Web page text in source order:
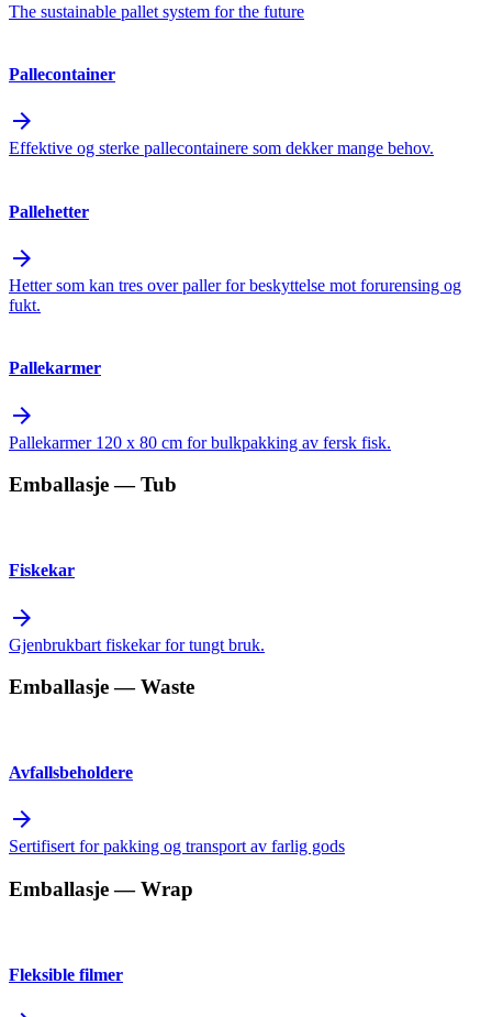
The sustainable pallet system for the future
Pallecontainer
arrow_forward
Effektive og sterke pallecontainere som dekker mange behov.
Pallehetter
arrow_forward
Hetter som kan tres over paller for beskyttelse mot forurensing og
fukt.
Pallekarmer
arrow_forward
Pallekarmer 120 x 80 cm for bulkpakking av fersk fisk.
Emballasje— Tub
Fiskekar
arrow_forward
Gjenbrukbart fiskekar for tungt bruk.
Emballasje— Waste
Avfallsbeholdere
arrow_forward
Sertifisert for pakking og transport av farlig gods
Emballasje— Wrap
Fleksible filmer